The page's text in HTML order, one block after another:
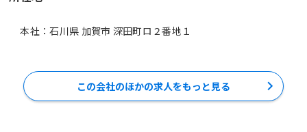
本社：石川県 加賀市 深田町ロ２番地１
この会社のほかの求人をもっと見る